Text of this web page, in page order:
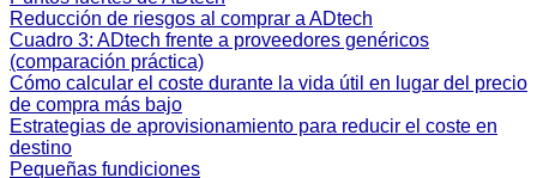
Reducción de riesgos al comprar a ADtech
Cuadro 3: ADtech frente a proveedores genéricos
(comparación práctica)
Cómo calcular el coste durante la vida útil en lugar del precio
de compra más bajo
Estrategias de aprovisionamiento para reducir el coste en
destino
Pequeñas fundiciones